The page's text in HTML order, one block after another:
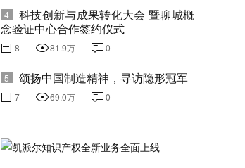
4
科技创新与成果转化大会 暨聊城概
念验证中心合作签约仪式
8 81.9万 0
5 颂扬中国制造精神，寻访隐形冠军
7 69.0万 0